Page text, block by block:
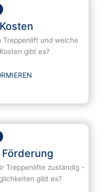
Treppenlift und welche
gibt es?
Treppenlifte zuständig -
gibt es?